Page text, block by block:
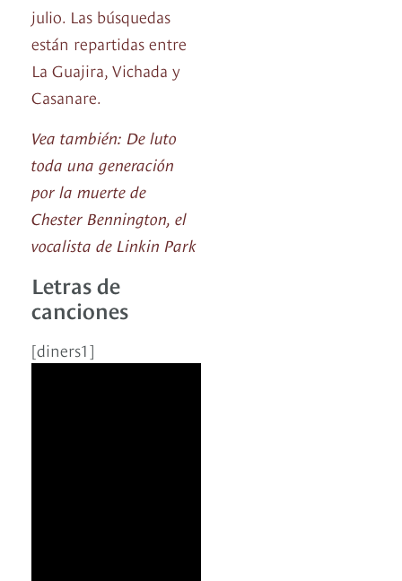
julio. Las búsquedas
están repartidas entre
La Guajira, Vichada y
Casanare.
Vea también: De luto
toda una generación
por la muerte de
Chester Bennington, el
vocalista de Linkin Park
Letras de
canciones
[diners1]